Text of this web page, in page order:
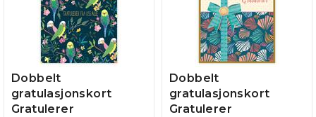
Dobbelt
gratulasjonskort
Gratulerer
Dobbelt
gratulasjonskort
Gratulerer